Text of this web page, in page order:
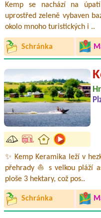
Kemp se nachází na
uprostřed zeleně vybaven
okolo mnoho turistických i ..
Schránka
✨ Kemp Keramika leží v
přehrady ⛵ s velkou pláží
ploše 3 hektary, což pos..
Schránka